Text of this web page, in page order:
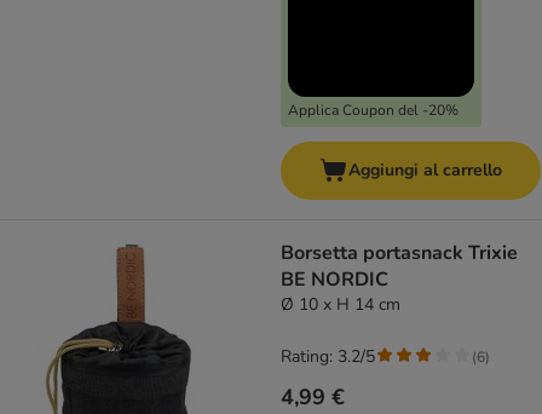
Applica Coupon del -20%
Aggiungi al carrello
Borsetta portasnack Trixie
BE NORDIC
Ø 10 x H 14 cm
4,99 €
Rating: 3.2/5 (6)